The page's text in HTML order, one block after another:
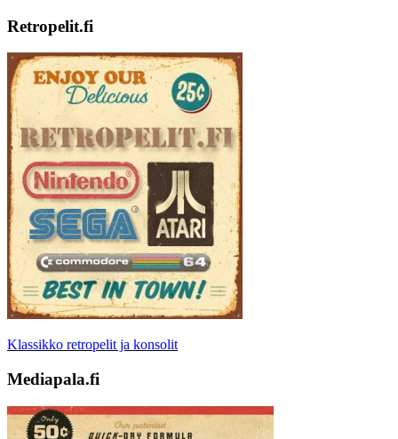
Retropelit.fi
Klassikko retropelit ja konsolit
Mediapala.fi